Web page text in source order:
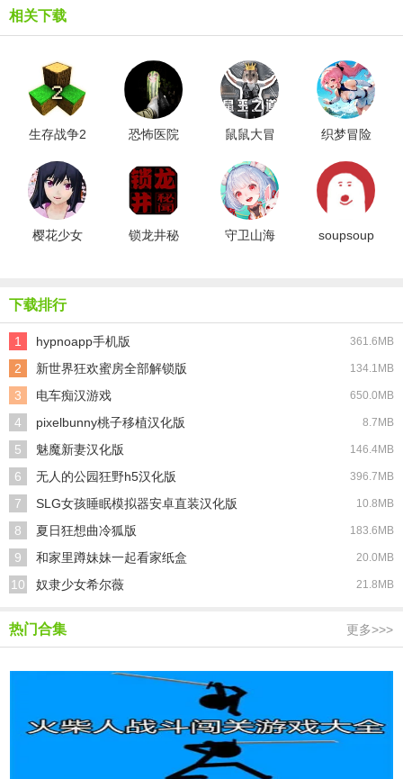
相关下载
生存战争2
界模组
恐怖医院
鼠鼠大冒
织梦冒险
樱花少女
锁龙井秘
守卫山海 soupsoup
下载排行
1 hypnoapp手机版 361.6MB
2 新世界狂欢蜜房全部解锁版 134.1MB
3 电车痴汉游戏 650.0MB
4 pixelbunny桃子移植汉化版 8.7MB
5 魅魔新妻汉化版 146.4MB
6 无人的公园狂野h5汉化版 396.7MB
7 SLG女孩睡眠模拟器安卓直装汉化版 10.8MB
8 夏日狂想曲冷狐版 183.6MB
9 和家里蹲妹妹一起看家纸盒 20.0MB
10 奴隶少女希尔薇 21.8MB
热门合集 更多>>>